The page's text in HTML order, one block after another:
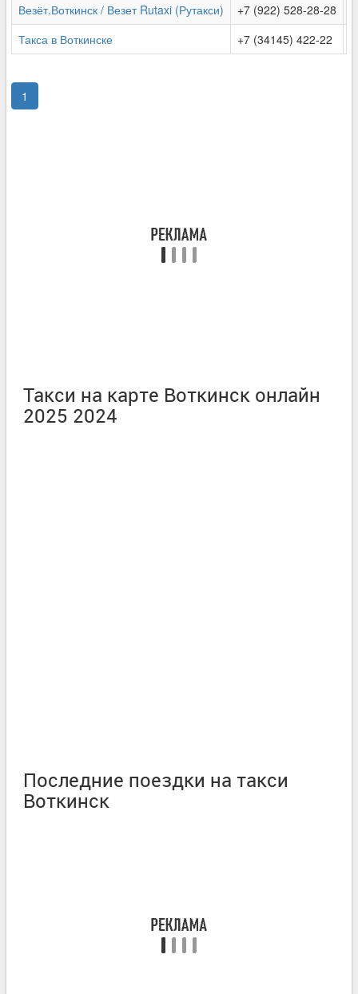
Везёт.Воткинск / Везет Rutaxi (Рутакси)
+7 (922) 528-28-28
Такса в Воткинске
+7 (34145) 422-22
1
Такси на карте Воткинск онлайн
2025 2024
Последние поездки на такси
Воткинск